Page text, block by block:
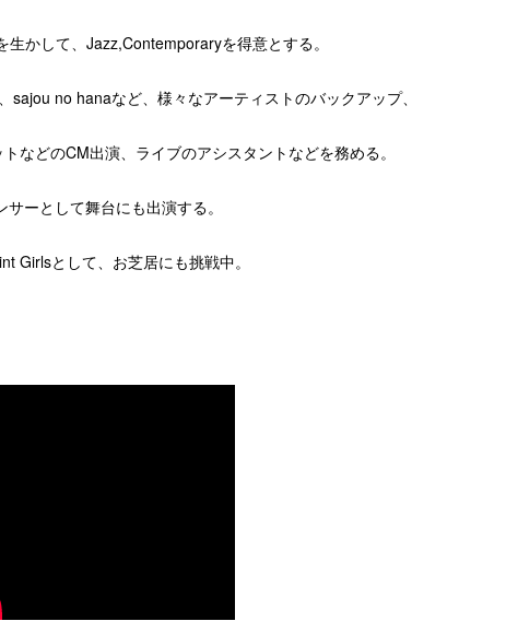
生かして、Jazz,Contemporaryを得意とする。
sajou no hanaなど、様々なアーティストのバックアップ、
などのCM出演、ライブのアシスタントなどを務める。
サーとして舞台にも出演する。
Girlsとして、お芝居にも挑戦中。